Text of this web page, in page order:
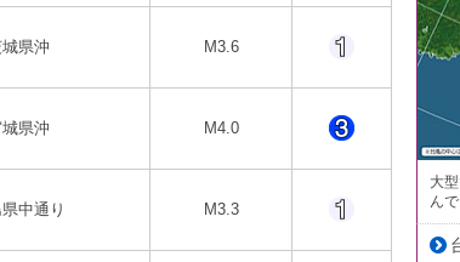
県沖 M3.6
県沖 M4.0
中通り M3.3
大
ん